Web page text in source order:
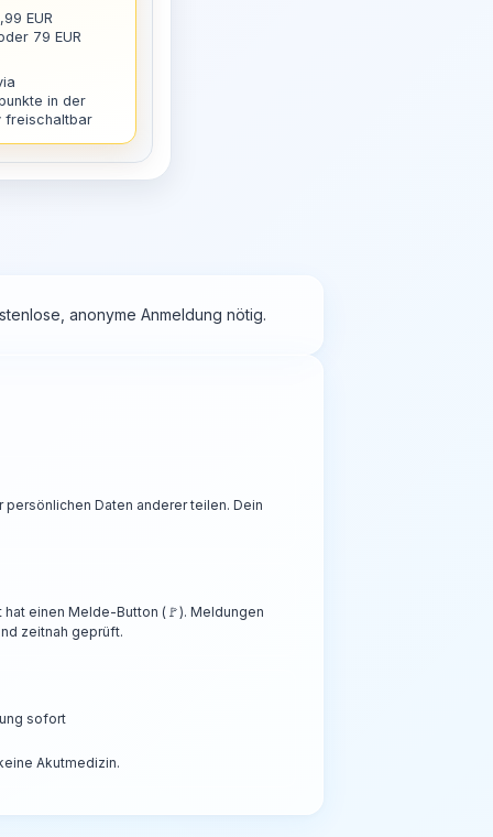
EUR
79 EUR
in der
freischaltbar
anonyme Anmeldung nötig.
Daten anderer teilen. Dein
einen Melde-Button (🚩). Meldungen
zeitnah geprüft.
sofort
Akutmedizin.